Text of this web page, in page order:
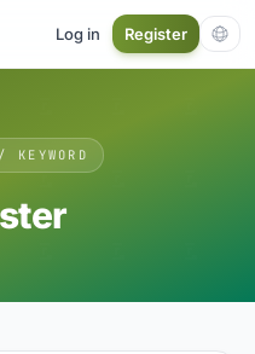
Log in Register
KEYWORD